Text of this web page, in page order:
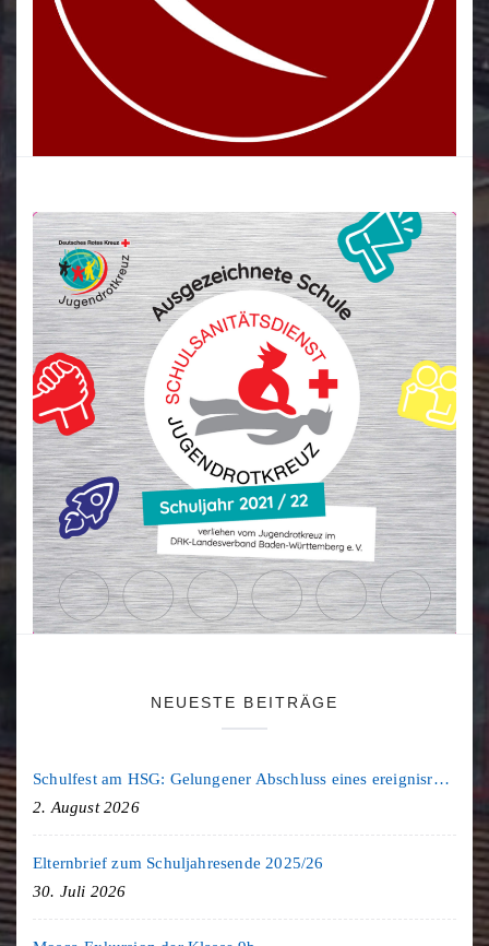
NEUESTE BEITRÄGE
Schulfest am HSG: Gelungener Abschluss eines ereignisreichen Schuljahres
2. August 2026
Elternbrief zum Schuljahresende 2025/26
30. Juli 2026